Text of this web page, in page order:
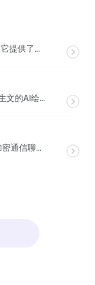
JSPP 是一款面向全球的 im 即时通讯软件，它提供了安全、稳定、高效的通讯服务，免费音视频通话，...
梦幻工坊，是一款支持文生图，图生图，图生文的AI绘图工具，不需要魔法就可以使用各种 AI 工具，也不...
JSPP极速版是一款由即时匹配团队研发的加密通信聊天软件，专为商务办公及社交交友设计。软件采用先进加...